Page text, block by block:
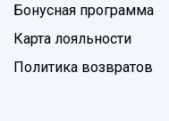
Бонусная программа
Карта лояльности
Политика возвратов